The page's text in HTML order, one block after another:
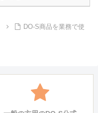
DO-S商品を業務で使